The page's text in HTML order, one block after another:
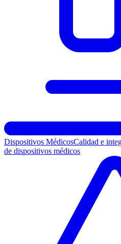
Dispositivos MédicosCalidad e
de dispositivos médicos